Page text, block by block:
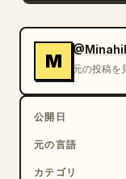
M
@Minahil
元の投稿を
公開日
元の言語
カテゴリ